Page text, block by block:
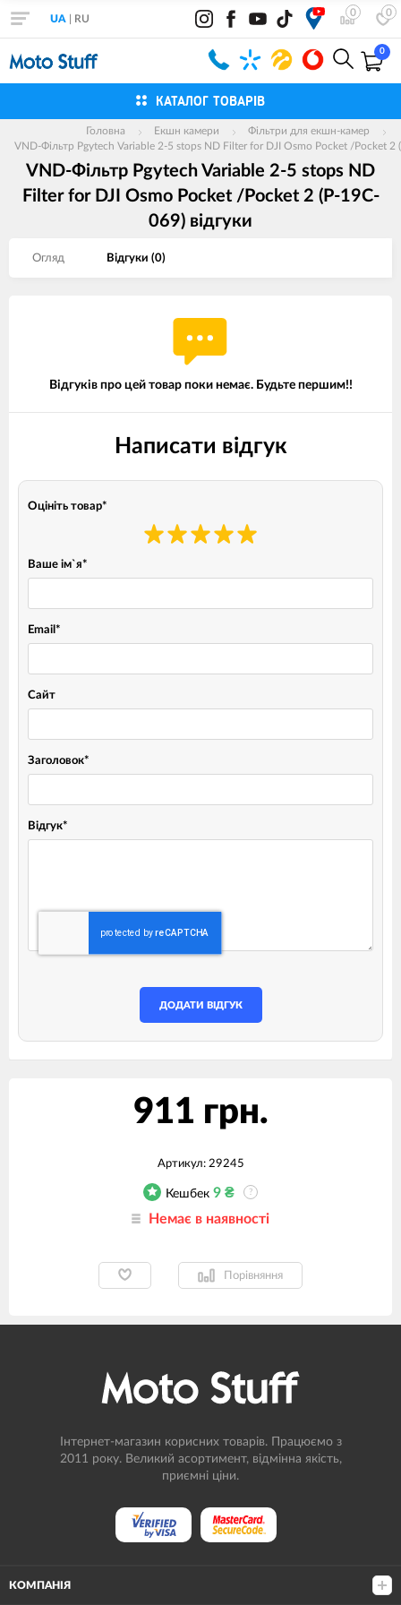
0 0
UA RU
0
КАТАЛОГ ТОВАРІВ
Головна Екшн камери
Фільтри для екшн-камер
VND-Фільтр Pgytech Variable 2-5 stops ND Filter for DJI Osmo Pocket /Pocket 2
VND-Фільтр Pgytech Variable 2-5 stops ND
Filter for DJI Osmo Pocket /Pocket 2 (P-19C-
069) вiдгуки
Огляд Вiдгуки (0)
Відгуків про цей товар поки немає. Будьте першим!!
Написати відгук
Оцініть товар*
Ваше ім`я*
Email *
Сайт
Заголовок*
Відгук*
ДОДАТИ ВІДГУК
911 грн.
Артикул: 29245
Кешбек 9 ₴ ?
Немає в наявності
Порівняння
Інтернет-магазин корисних товарів. Працюємо з
2011 року. Великий асортимент, відмінна якість,
приємні ціни.
КОМПАНІЯ